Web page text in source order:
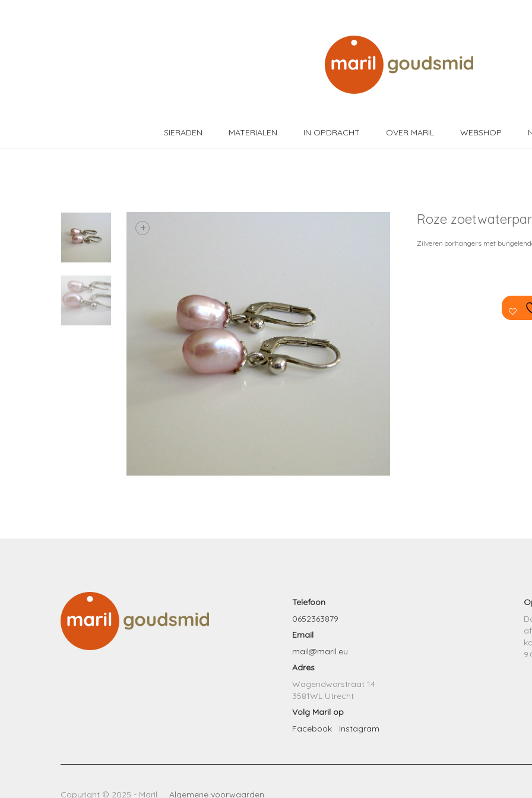
SIERADEN MATERIALEN IN OPDRACHT OVER MARIL WEBSHOP
+
Roze
Zilveren oorhangers met
Telefoon
0652363879
Email
mail@maril.eu
Adres
Wagendwarstraat 14
3581WL Utrecht
Volg Maril op
Facebook
Instagram
Copyright © 2025 - Maril Algemene voorwaarden